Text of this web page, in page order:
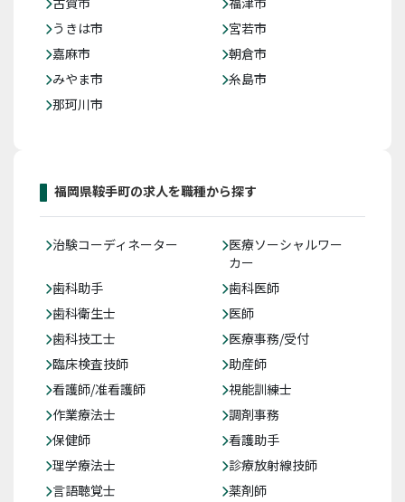
うきは市
宮若市
嘉麻市
朝倉市
みやま市
糸島市
那珂川市
福岡県鞍手町の求人を職種から探す
治験コーディネーター
医療ソーシャルワー
カー
歯科助手
歯科医師
歯科衛生士
医師
歯科技工士
医療事務/受付
臨床検査技師
助産師
看護師/准看護師
視能訓練士
作業療法士
調剤事務
保健師
看護助手
理学療法士
診療放射線技師
言語聴覚士
薬剤師